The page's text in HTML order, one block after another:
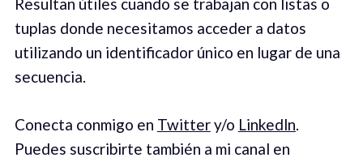
Resultan útiles cuando se trabajan con listas o
tuplas donde necesitamos acceder a datos
utilizando un identificador único en lugar de una
secuencia.
Conecta conmigo en Twittery/o Linkedln.
Puedes suscribirte también a mi canal en